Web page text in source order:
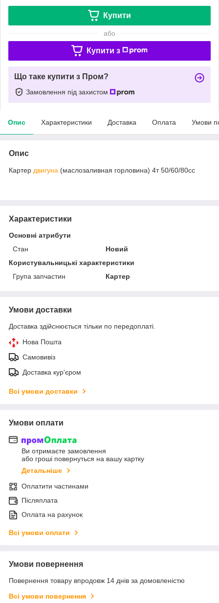
Купити
або
Купити з
Що таке купити з Пром?
Замовлення під захистом
Опис Характеристики Доставка Оплата Умови
Опис
Картер двигуна (маслозаливная горловина) 4т 50/60/80сс
Характеристики
Основні атрибути
Стан
Новий
Користувальницькі характеристики
Група запчастин
Картер
Умови доставки
Доставка здійснюється тільки по передоплаті.
Нова Пошта
Самовивіз
Доставка кур'єром
Всі умови доставки
Умови оплати
Ви отримаєте замовлення
або гроші повернуться на вашу картку
Детальніше
Оплатити частинами
Післяплата
Оплата на рахунок
Всі умови оплати
Умови повернення
Повернення товару впродовж 14 днів за домовленістю
Всі умови повернення